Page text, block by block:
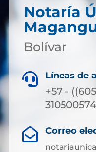
Notaría
Bolívar
 Líneas de
+57 -
 Correo